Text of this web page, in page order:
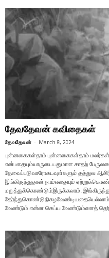
தேவதேவன் கவிதைகள்
தேவதேவன் - March 8, 2024
புன்னகைகள்தாம் புன்னகைகள்தாம்
என்பதையும்யாருடையதுமான காதற்
தேவைப்படுவாரோகடவுள்களும் தத்துவ
இங்கிருந்துதான் நாம்எதையும்
மறுத்துக்கொண்டும்இருக்கலாம்.
வேண்டும் என்ன செய்ய வேண்டும்எனத்